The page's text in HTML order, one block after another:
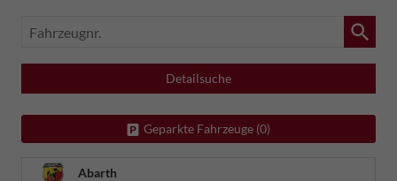
Fahrzeugnr.
Detailsuche
Geparkte Fahrzeuge (0)
Abarth